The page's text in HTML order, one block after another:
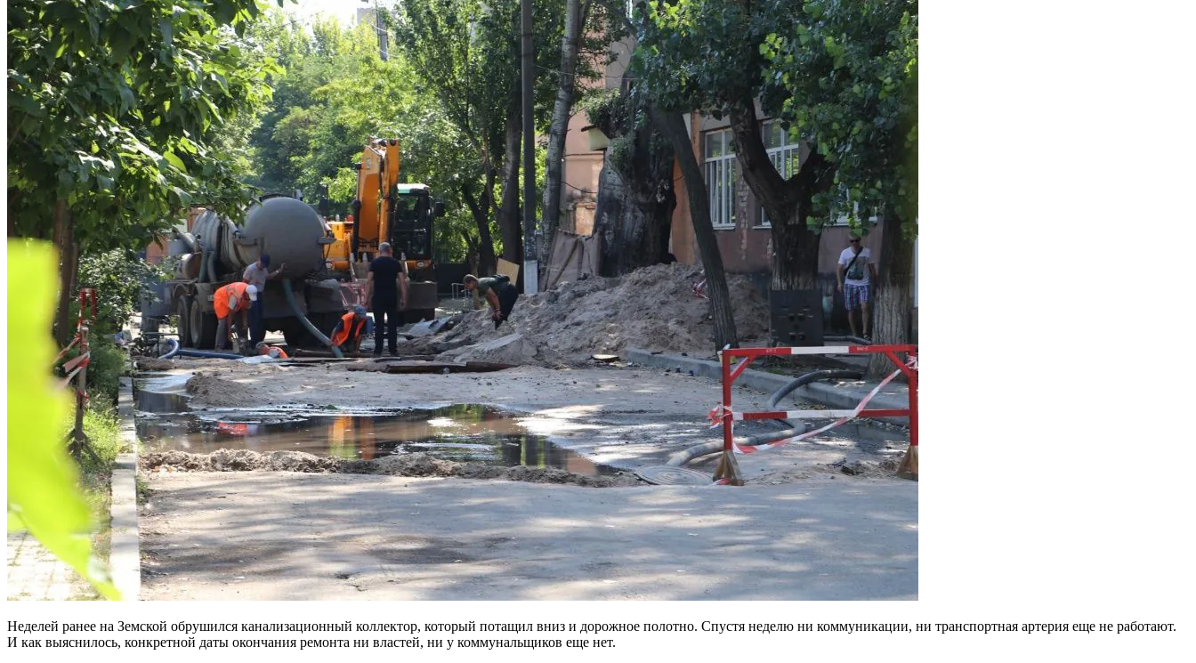
Неделей ранее на Земской обрушился канализационный коллектор, который потащил вниз и дорожное полотно. Спустя неделю ни коммуникации, ни транспортная артерия еще не работают.
И как выяснилось, конкретной даты окончания ремонта ни властей, ни у коммунальщиков еще нет.